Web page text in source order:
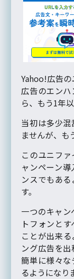
Yahoo!広告
広告のエン
ら、もう1年
当初は多少
ませんが、も
このユニフ
ャンペーン
ンスでもあ
す。
一つのキャン
トフォンと
ことが出来
ング広告を
簡単に様々
るようになり